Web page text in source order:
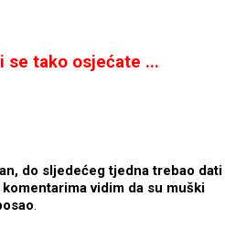
se tako osjećate ...
do sljedećeg tjedna trebao dati
vidim da su muški
.